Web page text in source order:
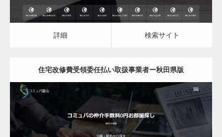
詳細 検索サイト
住宅改修費受領委任払い取扱事業者ー秋田県版
更新日： 2023.03.10